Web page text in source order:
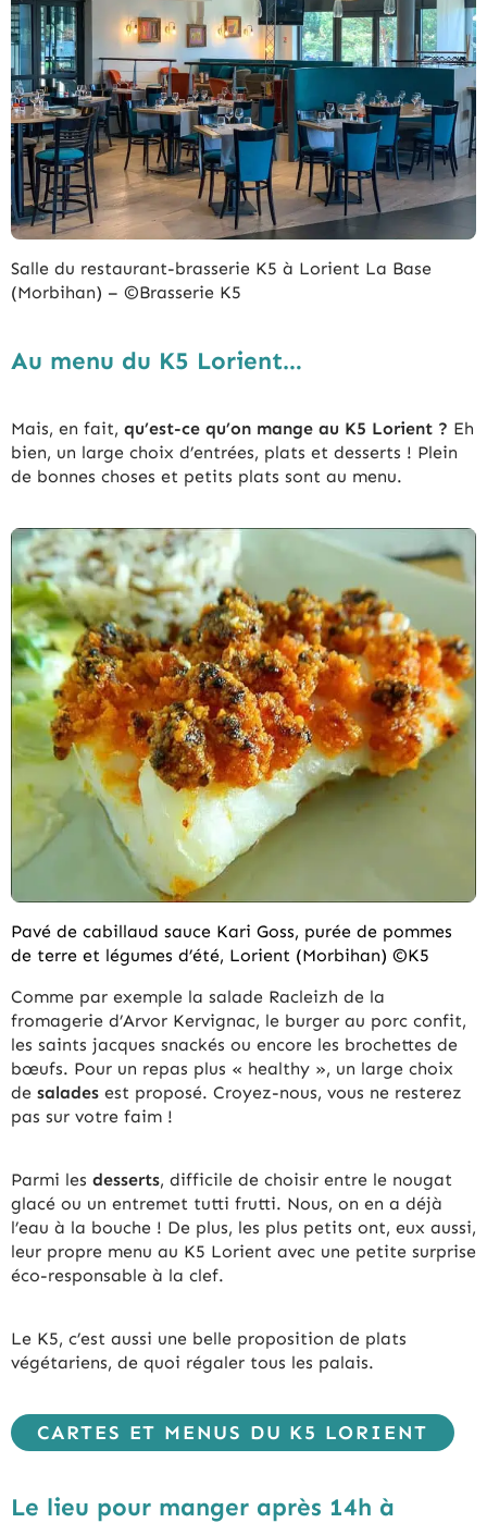
Salle du restaurant-brasserie K5 à Lorient La Base
(Morbihan) – ©Brasserie K5
Au menu du K5 Lorient…
Mais, en fait, qu’est-ce qu’on mange au K5 Lorient ? Eh
bien, un large choix d’entrées, plats et desserts ! Plein
de bonnes choses et petits plats sont au menu.
Pavé de cabillaud sauce Kari Goss, purée de pommes
de terre et légumes d’été, Lorient (Morbihan) ©K5
Comme par exemple la salade Racleizh de la
fromagerie d’Arvor Kervignac, le burger au porc confit,
les saints jacques snackés ou encore les brochettes de
bœufs. Pour un repas plus « healthy », un large choix
de salades est proposé. Croyez-nous, vous ne resterez
pas sur votre faim !
Parmi les desserts, difficile de choisir entre le nougat
glacé ou un entremet tutti frutti. Nous, on en a déjà
l’eau à la bouche ! De plus, les plus petits ont, eux aussi,
leur propre menu au K5 Lorient avec une petite surprise
éco-responsable à la clef.
Le K5, c’est aussi une belle proposition de plats
végétariens, de quoi régaler tous les palais.
CARTES ET MENUS DU K5 LORIENT
Le lieu pour manger après 14h à